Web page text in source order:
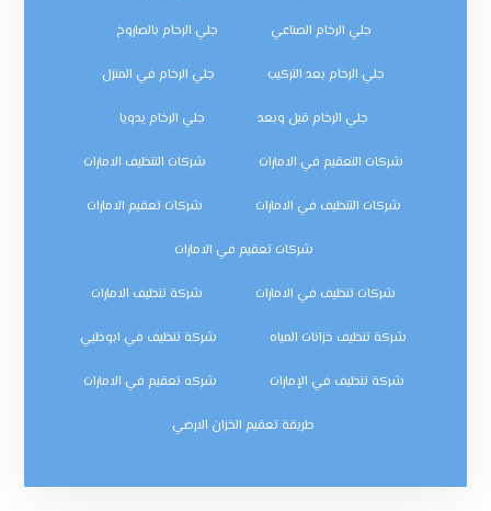
جلي الرخام الصناعي جلي الرخام بالصاروخ
جلي الرخام بعد التركيب جلي الرخام في المنزل
جلي الرخام قبل وبعد جلي الرخام يدويا
شركات التعقيم في الامارات شركات التنظيف الامارات
شركات التنظيف في الامارات شركات تعقيم الامارات
شركات تعقيم في الامارات
شركات تنظيف في الامارات شركة تنظيف الامارات
شركة تنظيف خزانات المياه شركة تنظيف في ابوظبي
شركة تنظيف في الإمارات شركه تعقيم في الامارات
طريقة تعقيم الخزان الارضي